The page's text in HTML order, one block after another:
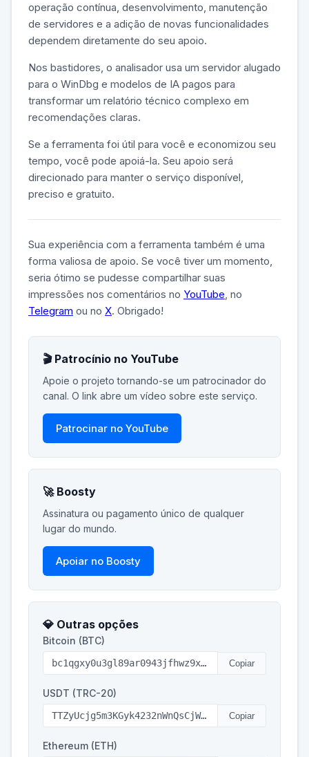
operação contínua, desenvolvimento, manutenção
de servidores e a adição de novas funcionalidades
dependem diretamente do seu apoio.
Nos bastidores, o analisador usa um servidor alugado
para o WinDbg e modelos de IA pagos para
transformar um relatório técnico complexo em
recomendações claras.
Se a ferramenta foi útil para você e economizou seu
tempo, você pode apoiá-la. Seu apoio será
direcionado para manter o serviço disponível,
preciso e gratuito.
Sua experiência com a ferramenta também é uma
forma valiosa de apoio. Se você tiver um momento,
seria ótimo se pudesse compartilhar suas
impressões nos comentários no YouTube, no
Telegram ou no X. Obrigado!
🎬 Patrocínio no YouTube
Apoie o projeto tornando-se um patrocinador do
canal. O link abre um vídeo sobre este serviço.
Patrocinar no YouTube
🚀 Boosty
Assinatura ou pagamento único de qualquer
lugar do mundo.
Apoiar no Boosty
💎 Outras opções
Bitcoin (BTC)
Copiar
USDT (TRC-20)
Copiar
Ethereum (ETH)